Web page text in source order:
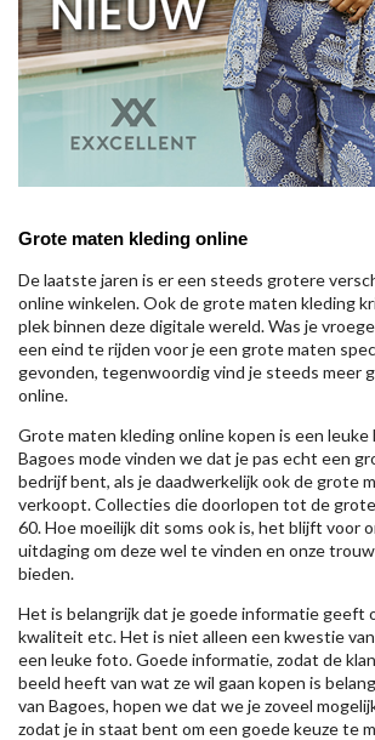
Grote maten kleding online
De laatste jaren is er een steeds grotere
online winkelen. Ook de grote maten kleding
plek binnen deze digitale wereld. Was je
een eind te rijden voor je een grote maten
gevonden, tegenwoordig vind je steeds meer
online.
Grote maten kleding online kopen is een leuke
Bagoes mode vinden we dat je pas echt een
bedrijf bent, als je daadwerkelijk ook de grote
verkoopt. Collecties die doorlopen tot de
60. Hoe moeilijk dit soms ook is, het blijft voor
uitdaging om deze wel te vinden en onze
bieden.
Het is belangrijk dat je goede informatie geeft
kwaliteit etc. Het is niet alleen een kwestie
een leuke foto. Goede informatie, zodat de
beeld heeft van wat ze wil gaan kopen is
van Bagoes, hopen we dat we je zoveel
zodat je in staat bent om een goede keuze te